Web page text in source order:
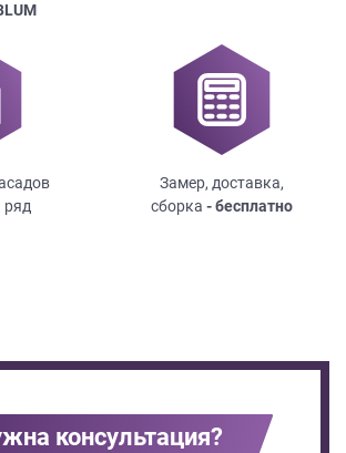
ряд
Замер, доставка,
сборка - бесплатно
консультация?